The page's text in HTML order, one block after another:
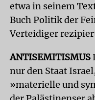
etwa in seinem
Buch Politik der
Verteidiger
ANTISEMITISMUS
nur den Staat
»materielle und